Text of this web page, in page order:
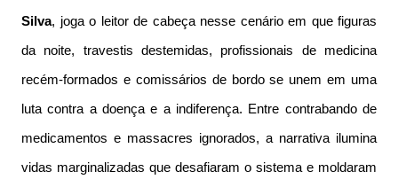
Silva, joga o leitor de cabeça nesse cenário em que figuras
da noite, travestis destemidas, profissionais de medicina
recém-formados e comissários de bordo se unem em uma
luta contra a doença e a indiferença. Entre contrabando de
medicamentos e massacres ignorados, a narrativa ilumina
vidas marginalizadas que desafiaram o sistema e moldaram